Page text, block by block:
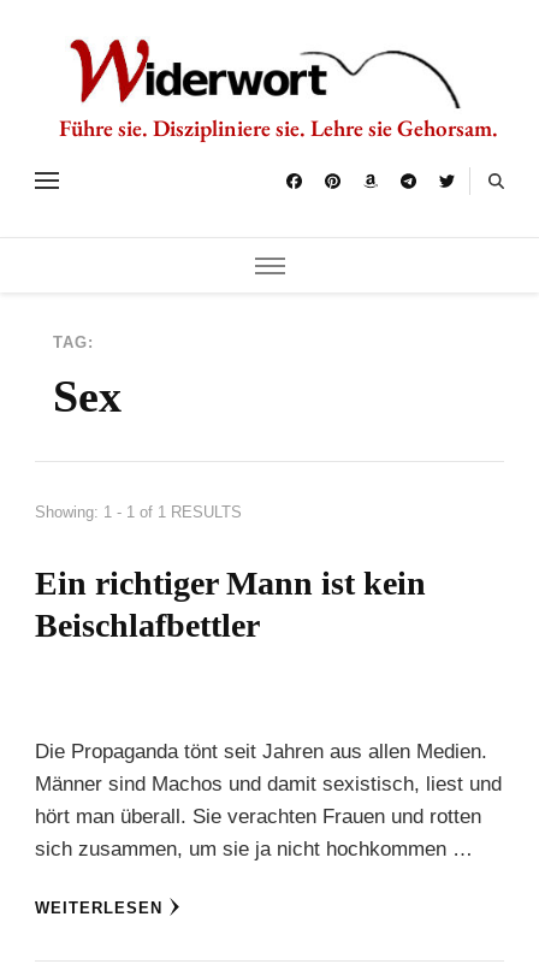
Führe sie. Diszipliniere sie. Lehre sie Gehorsam.
TAG:
Sex
Showing: 1 - 1 of 1 RESULTS
Ein richtiger Mann ist kein
Beischlafbettler
Die Propaganda tönt seit Jahren aus allen Medien.
Männer sind Machos und damit sexistisch, liest und
hört man überall. Sie verachten Frauen und rotten
sich zusammen, um sie ja nicht hochkommen …
WEITERLESEN